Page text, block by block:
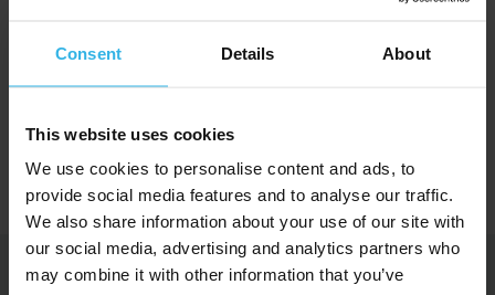
Consent Details About
This website uses cookies
We use cookies to personalise content and ads, to
provide social media features and to analyse our traffic.
We also share information about your use of our site with
our social media, advertising and analytics partners who
may combine it with other information that you’ve
dobbiamo adottare nel corso della giornata.
Le nostre soluzioni in sintesi